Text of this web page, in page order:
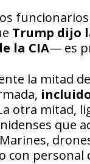
Trump dijo
la CIA— es
la mitad
otra mitad,
que
con personal